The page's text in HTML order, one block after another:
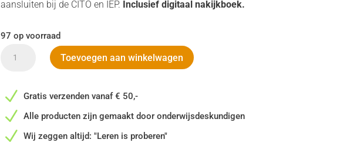
aansluiten bij de CITO en IEP. Inclusief digitaal nakijkboek.
97 op voorraad
Groep
aantal
Toevoegen aan winkelwagen
N Gratis verzenden vanaf € 50,-
N Alle producten zijn gemaakt door onderwijsdeskundigen
N Wij zeggen altijd: "Leren is proberen"